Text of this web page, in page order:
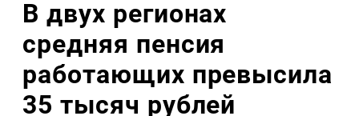
В двух регионах
средняя пенсия
работающих превысила
35 тысяч рублей